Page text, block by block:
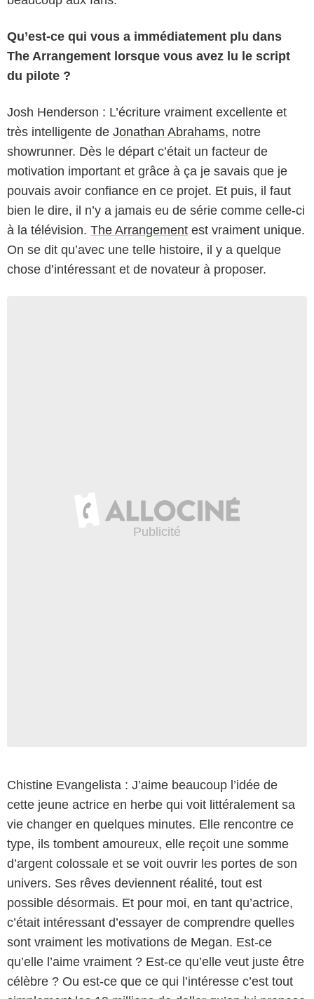
Qu’est-ce qui vous a immédiatement plu dans
The Arrangement lorsque vous avez lu le script
du pilote ?
Josh Henderson : L’écriture vraiment excellente et
très intelligente de Jonathan Abrahams, notre
showrunner. Dès le départ c’était un facteur de
motivation important et grâce à ça je savais que je
pouvais avoir confiance en ce projet. Et puis, il faut
bien le dire, il n’y a jamais eu de série comme celle-ci
à la télévision. The Arrangement est vraiment unique.
On se dit qu’avec une telle histoire, il y a quelque
chose d’intéressant et de novateur à proposer.
Chistine Evangelista : J’aime beaucoup l’idée de
cette jeune actrice en herbe qui voit littéralement sa
vie changer en quelques minutes. Elle rencontre ce
type, ils tombent amoureux, elle reçoit une somme
d’argent colossale et se voit ouvrir les portes de son
univers. Ses rêves deviennent réalité, tout est
possible désormais. Et pour moi, en tant qu’actrice,
c’était intéressant d’essayer de comprendre quelles
sont vraiment les motivations de Megan. Est-ce
qu’elle l’aime vraiment ? Est-ce qu’elle veut juste être
célèbre ? Ou est-ce que ce qui l’intéresse c’est tout